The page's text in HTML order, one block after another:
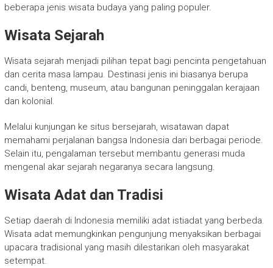
beberapa jenis wisata budaya yang paling populer.
Wisata Sejarah
Wisata sejarah menjadi pilihan tepat bagi pencinta pengetahuan
dan cerita masa lampau. Destinasi jenis ini biasanya berupa
candi, benteng, museum, atau bangunan peninggalan kerajaan
dan kolonial.
Melalui kunjungan ke situs bersejarah, wisatawan dapat
memahami perjalanan bangsa Indonesia dari berbagai periode.
Selain itu, pengalaman tersebut membantu generasi muda
mengenal akar sejarah negaranya secara langsung.
Wisata Adat dan Tradisi
Setiap daerah di Indonesia memiliki adat istiadat yang berbeda.
Wisata adat memungkinkan pengunjung menyaksikan berbagai
upacara tradisional yang masih dilestarikan oleh masyarakat
setempat.